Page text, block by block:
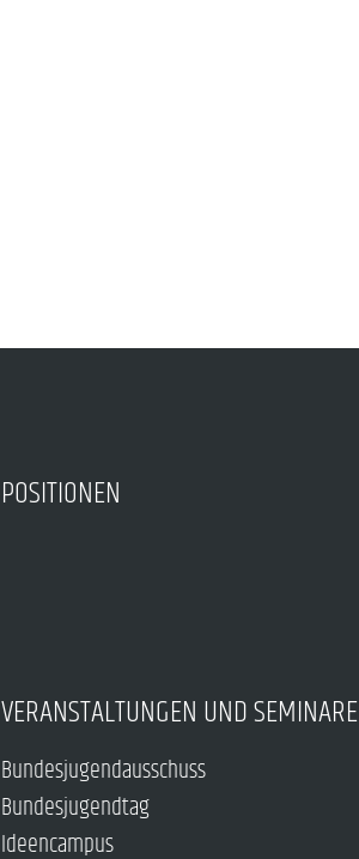
POSITIONEN
VERANSTALTUNGEN UND SEMINARE
Bundesjugendausschuss
Bundesjugendtag
Ideencampus